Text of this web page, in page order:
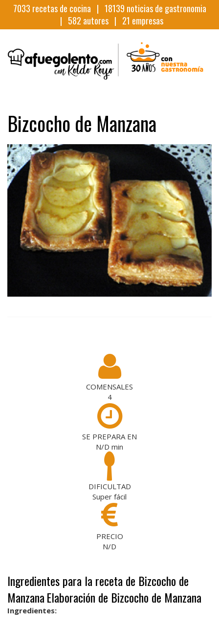
7033 recetas de cocina | 18139 noticias de gastronomia
| 582 autores | 21 empresas
Bizcocho de Manzana
COMENSALES
4
SE PREPARA EN
N/D min
DIFICULTAD
Super fácil
PRECIO
N/D
Ingredientes para la receta de Bizcocho de
ManzanaElaboración de Bizcocho de Manzana
Ingredientes: